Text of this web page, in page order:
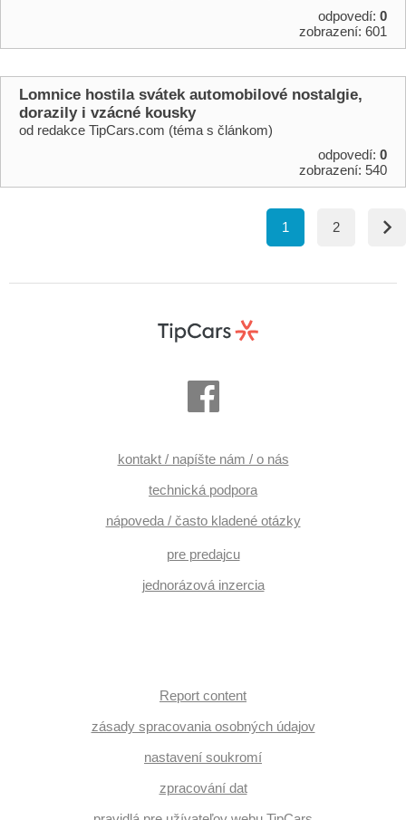
odpovedí: 0
zobrazení: 601
Lomnice hostila svátek automobilové nostalgie,
dorazily i vzácné kousky
od redakce TipCars.com (téma s článkom)
odpovedí: 0
zobrazení: 540
1 2
kontakt / napíšte nám / o nás
technická podpora
nápoveda / často kladené otázky
pre predajcu
jednorázová inzercia
Report content
zásady spracovania osobných údajov
nastavení soukromí
zpracování dat